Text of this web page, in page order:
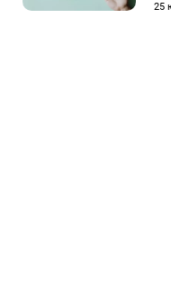
25